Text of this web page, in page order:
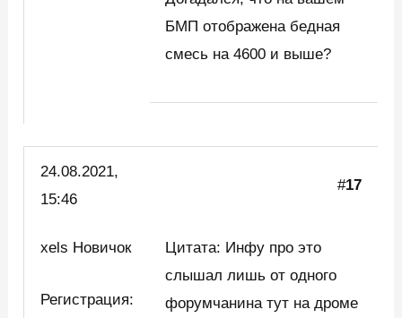
БМП отображена бедная
смесь на 4600 и выше?
24.08.2021,
15:46
#17
xels Новичок
Регистрация:
Цитата: Инфу про это
слышал лишь от одного
форумчанина тут на дроме